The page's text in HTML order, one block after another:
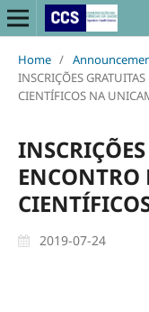
Home /
INSCRIÇÕES
CIENTÍFICOS NA
ENCONTRO
2019-07-24